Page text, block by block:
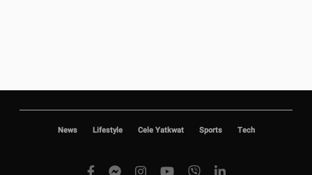
News Lifestyle Cele Yatkwat Sports Tech